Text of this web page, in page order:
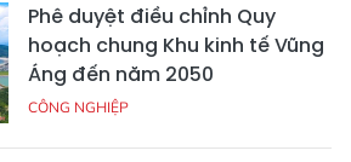
Phê duyệt điều chỉnh Quy
hoạch chung Khu kinh tế Vũng
Áng đến năm 2050
CÔNG NGHIỆP